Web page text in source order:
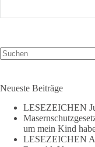
Neueste Beiträge
LESEZEICHEN
um mein Kind
LESEZEICHEN